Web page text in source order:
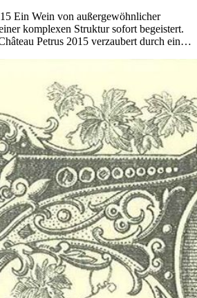
Ein Wein von außergewöhnlicher
komplexen Struktur sofort begeistert.
Petrus 2015 verzaubert durch ein…